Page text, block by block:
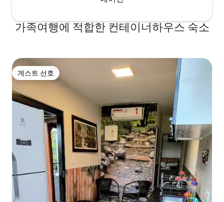
가족여행에 적합한 컨테이너하우스 숙소
게스트 선호
게스트 선호